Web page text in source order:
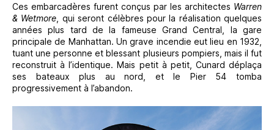
Ces embarcadères furent conçus par les architectes Warren
& Wetmore , qui seront célèbres pour la réalisation quelques
années plus tard de la fameuse Grand Central, la gare
principale de Manhattan. Un grave incendie eut lieu en 1932,
tuant une personne et blessant plusieurs pompiers, mais il fut
reconstruit à l’identique. Mais petit à petit, Cunard déplaça
ses bateaux plus au nord, et le Pier 54 tomba
progressivement à l’abandon.